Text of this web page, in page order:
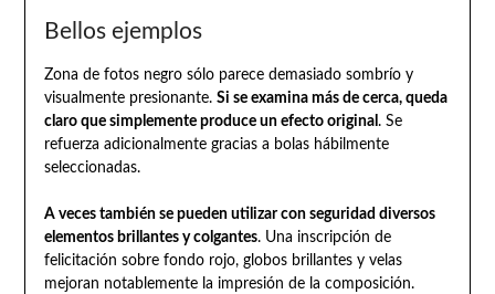
Bellos ejemplos
Zona de fotos negro sólo parece demasiado sombrío y
visualmente presionante. Si se examina más de cerca, queda
claro que simplemente produce un efecto original . Se
refuerza adicionalmente gracias a bolas hábilmente
seleccionadas.
A veces también se pueden utilizar con seguridad diversos
elementos brillantes y colgantes. Una inscripción de
felicitación sobre fondo rojo, globos brillantes y velas
mejoran notablemente la impresión de la composición.